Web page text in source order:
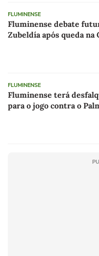
FLUMINENSE
Fluminense debate
Zubeldía após queda na
FLUMINENSE
Fluminense terá
para o jogo contra o